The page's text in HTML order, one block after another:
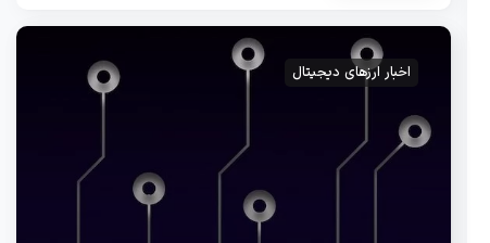
اخبار ارزهای دیجیتال